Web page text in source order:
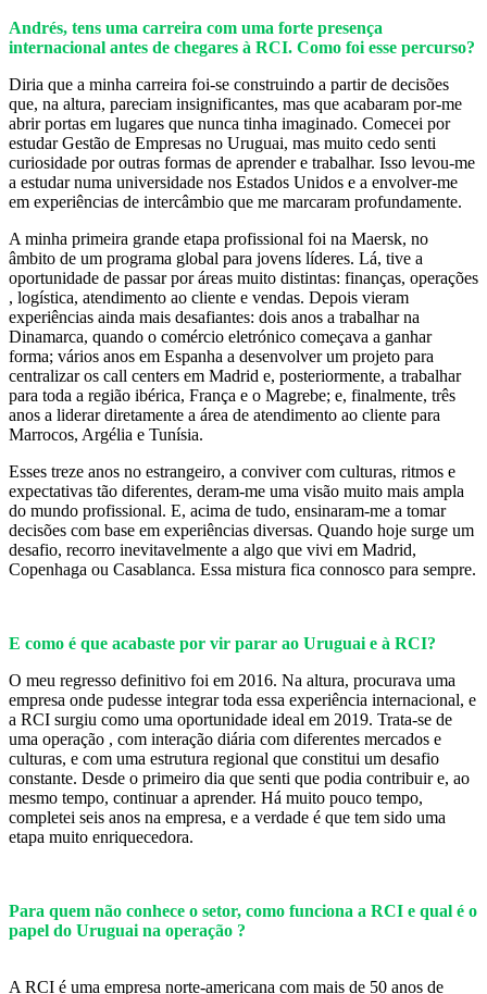
Andrés, tens uma carreira com uma forte presença
internacional antes de chegares à RCI. Como foi esse percurso?
Diria que a minha carreira foi-se construindo a partir de decisões
que, na altura, pareciam insignificantes, mas que acabaram por-me
abrir portas em lugares que nunca tinha imaginado. Comecei por
estudar Gestão de Empresas no Uruguai, mas muito cedo senti
curiosidade por outras formas de aprender e trabalhar. Isso levou-me
a estudar numa universidade nos Estados Unidos e a envolver-me
em experiências de intercâmbio que me marcaram profundamente.
A minha primeira grande etapa profissional foi na Maersk, no
âmbito de um programa global para jovens líderes. Lá, tive a
oportunidade de passar por áreas muito distintas: finanças, operações
, logística, atendimento ao cliente e vendas. Depois vieram
experiências ainda mais desafiantes: dois anos a trabalhar na
Dinamarca, quando o comércio eletrónico começava a ganhar
forma; vários anos em Espanha a desenvolver um projeto para
centralizar os call centers em Madrid e, posteriormente, a trabalhar
para toda a região ibérica, França e o Magrebe; e, finalmente, três
anos a liderar diretamente a área de atendimento ao cliente para
Marrocos, Argélia e Tunísia.
Esses treze anos no estrangeiro, a conviver com culturas, ritmos e
expectativas tão diferentes, deram-me uma visão muito mais ampla
do mundo profissional. E, acima de tudo, ensinaram-me a tomar
decisões com base em experiências diversas. Quando hoje surge um
desafio, recorro inevitavelmente a algo que vivi em Madrid,
Copenhaga ou Casablanca. Essa mistura fica connosco para sempre.
E como é que acabaste por vir parar ao Uruguai e à RCI?
O meu regresso definitivo foi em 2016. Na altura, procurava uma
empresa onde pudesse integrar toda essa experiência internacional, e
a RCI surgiu como uma oportunidade ideal em 2019. Trata-se de
uma operação , com interação diária com diferentes mercados e
culturas, e com uma estrutura regional que constitui um desafio
constante. Desde o primeiro dia que senti que podia contribuir e, ao
mesmo tempo, continuar a aprender. Há muito pouco tempo,
completei seis anos na empresa, e a verdade é que tem sido uma
etapa muito enriquecedora.
Para quem não conhece o setor, como funciona a RCI e qual é o
papel do Uruguai na operação ?
A RCI é uma empresa norte-americana com mais de 50 anos de